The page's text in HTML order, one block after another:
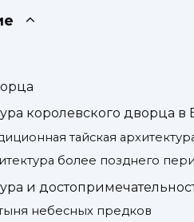
королевского дворца в
тайская
более позднего
и
небесных предков